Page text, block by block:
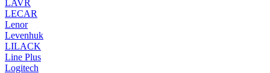
LAVR
LECAR
Lenor
Levenhuk
LILACK
Line Plus
Logitech